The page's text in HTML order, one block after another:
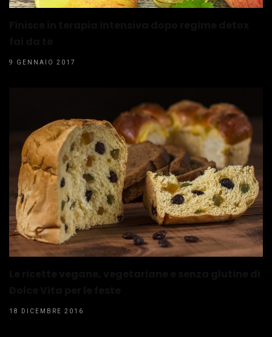
9 GENNAIO 2017
18 DICEMBRE 2016